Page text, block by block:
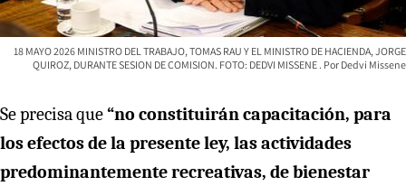
18 MAYO 2026 MINISTRO DEL TRABAJO, TOMAS RAU Y EL MINISTRO DE HACIENDA, JORGE
QUIROZ, DURANTE SESION DE COMISION. FOTO: DEDVI MISSENE
Dedvi Missene
Se precisa que“no constituirán capacitación, para
los efectos de la presente ley, las actividades
predominantemente recreativas, de bienestar